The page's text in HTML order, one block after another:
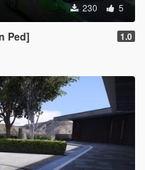
230 5
Ped] 1.0